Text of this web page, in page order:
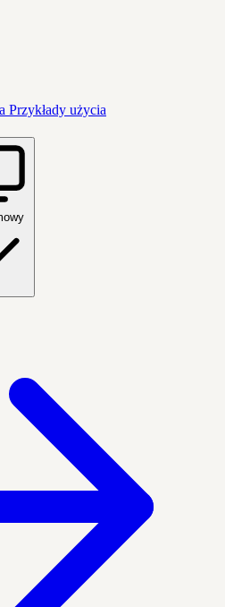
Przykłady użycia